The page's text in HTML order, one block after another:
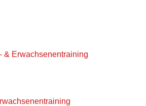
& Erwachsenentraining